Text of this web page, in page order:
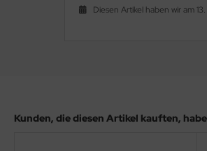
Diesen Artikel haben wir am
Kunden, die diesen Artikel kauften,